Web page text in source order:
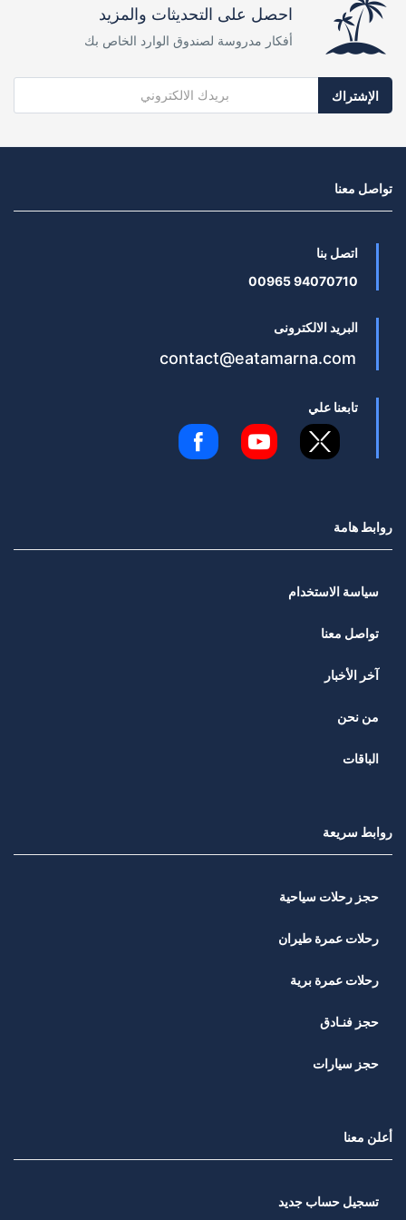
احصل على التحديثات والمزيد
أفكار مدروسة لصندوق الوارد الخاص بك
الإشتراك
تواصل معنا
اتصل بنا
94070710 00965
البريد الالكترونى
contact@eatamarna.com
تابعنا علي
روابط هامة
سياسة الاستخدام
تواصل معنا
آخر الأخبار
من نحن
الباقات
روابط سريعة
حجز رحلات سياحية
رحلات عمرة طيران
رحلات عمرة برية
حجز فنـادق
حجز سيارات
أعلن معنا
تسجيل حساب جديد